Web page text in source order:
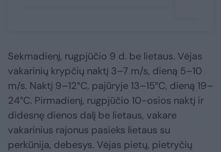
Sekmadienį, rugpjūčio 9 d. be lietaus. Vėjas
vakarinių krypčių naktį 3–7 m/s, dieną 5–10
m/s. Naktį 9–12°C, pajūryje 13–15°C, dieną 19–
24°C. Pirmadienį, rugpjūčio 10-osios naktį ir
didesnę dienos dalį be lietaus, vakare
vakarinius rajonus pasieks lietaus su
perkūnija, debesys. Vėjas pietų, pietryčių